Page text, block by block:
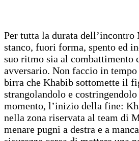
Per tutta la durata dell’incontro
stanco, fuori forma, spento ed
suo ritmo sia al combattimento
avversario. Non faccio in tempo
birra che Khabib sottomette il
strangolandolo e
momento, l’inizio della fine:
nella zona riservata al team di
menare pugni a destra e a